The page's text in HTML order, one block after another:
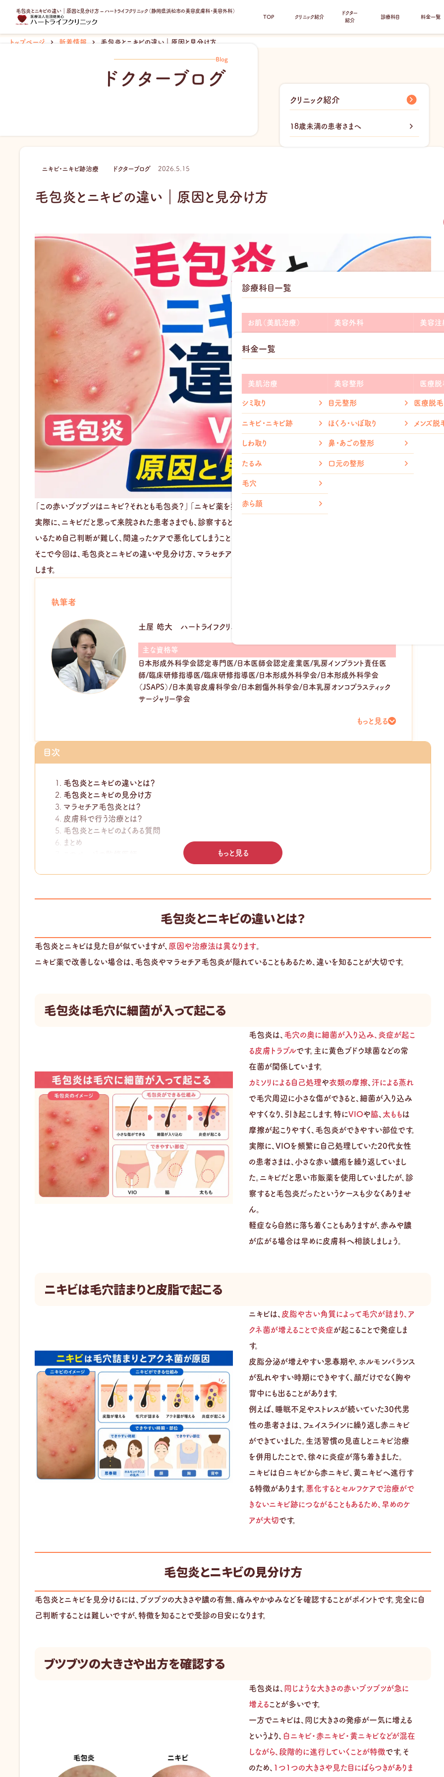
毛包炎とニキビの違い｜原因と見分け方 – ハートライフクリニック（静岡県浜松市の美容皮膚科・美容外科）
TOP
クリニック紹介
クリニック紹介
18歳未満の患者さまへ
ドクター
紹介
診療科目
診療科目一覧
お肌（美肌治療）
add
add 医療脱毛
add 毛穴治療
ホクロ取り
赤ら顔治療
美容外科
add
add しわ取り
add たるみ取り
鼻整形
口元整形
胸の整形
美容注
グロース
メディ
料金一覧
料金一覧
美肌治療
シミ取り
ニキビ・ニキビ跡
しわ取り
たるみ
毛穴
赤ら顔
美容整形
目元整形
ほくろ・いぼ取り
鼻・あごの整形
口元の整形
医療脱
医療脱毛
メンズ脱
トップページ 新着情報 毛包炎とニキビの違い｜原因と見分け方
Blog
ドクターブログ
ニキビ・ニキビ跡治療 ドクターブログ 2026.5.15
毛包炎とニキビの違い｜原因と見分け方
「この赤いブツブツはニキビ？それとも毛包炎？」「ニキビ薬を塗ってもなかなか治らない…」と不安に感じていませんか。
実際に、ニキビだと思って来院された患者さまでも、診察すると毛包炎だったというケースは少なくありません。見た目が似て
いるため自己判断が難しく、間違ったケアで悪化してしまうこともあります。
そこで今回は、毛包炎とニキビの違いや見分け方、マラセチア毛包炎の特徴、皮膚科で行う治療についてわかりやすく解説
します。
執筆者
土屋 皓大 ハートライフクリニック院長
主な資格等
日本形成外科学会認定専門医/日本医師会認定産業医/乳房インプラント責任医
師/臨床研修指導医/臨床研修指導医/日本形成外科学会/日本形成外科学会
（JSAPS）/日本美容皮膚科学会/日本創傷外科学会/日本乳房オンコプラスティック
サージャリー学会
もっと見る
目次
毛包炎とニキビの違いとは？
毛包炎とニキビの見分け方
マラセチア毛包炎とは？
皮膚科で行う治療とは？
毛包炎とニキビのよくある質問
まとめ
もっと見る
毛包炎とニキビの違いとは？
毛包炎とニキビは見た目が似ていますが、 原因や治療法は異なります
ニキビ薬で改善しない場合は、毛包炎やマラセチア毛包炎が隠れていることもあるため、違いを知ることが大切です。
毛包炎は毛穴に細菌が入って起こる
毛包炎は、 毛穴の奥に細菌が入り込み、炎症が起こ
る皮膚トラブルです。主に黄色ブドウ球菌などの常
在菌が関係しています。
カミソリによる自己処理や衣類の摩擦
汗による蒸れ
で毛穴周辺に小さな傷ができると、細菌が入り込み
やすくなり、引き起こします。特にVIOや脇 太ももは
摩擦が起こりやすく、毛包炎ができやすい部位です。
実際に、VIOを頻繁に自己処理していた20代女性
の患者さまは、小さな赤い膿疱を繰り返していまし
た。ニキビだと思い市販薬を使用していましたが、診
察すると毛包炎だったというケースも少なくありませ
ん。
軽症なら自然に落ち着くこともありますが、赤みや膿
が広がる場合は早めに皮膚科へ相談しましょう。
ニキビは毛穴詰まりと皮脂で起こる
ニキビは、
皮脂や古い角質によって毛穴が詰まり、ア
クネ菌が増えることで炎症が起こることで発症しま
す。
皮脂分泌が増えやすい思春期や、ホルモンバランス
が乱れやすい時期にできやすく、顔だけでなく胸や
背中にも出ることがあります。
例えば、睡眠不足やストレスが続いていた30代男
性の患者さまは、フェイスラインに繰り返し赤ニキビ
ができていました。生活習慣の見直しとニキビ治療
を併用したことで、徐々に炎症が落ち着きました。
ニキビは白ニキビから赤ニキビ、黄ニキビへ進行す
る特徴があります。 悪化するとセルフケアで治療がで
きないニキビ跡につながることもあるため、早めのケ
アが大切です。
毛包炎とニキビの見分け方
毛包炎とニキビを見分けるには、ブツブツの大きさや膿の有無、痛みやかゆみなどを確認することがポイントです。完全に自
己判断することは難しいですが、特徴を知ることで受診の目安になります。
ブツブツの大きさや出方を確認する
毛包炎は、 同じような大きさの赤いブツブツが急に
増えることが多いです。
一方でニキビは、同じ大きさの発疹が一気に増える
というより、
白ニキビ・赤ニキビ・黄ニキビなどが混在
しながら、段階的に進行していくことが特徴です。そ
のため、
1つ1つの大きさや見た目にばらつきがありま